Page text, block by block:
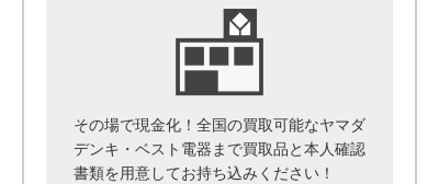
その場で現金化！全国の買取可能なヤマダ
デンキ・ベスト電器まで買取品と本人確認
書類を用意してお持ち込みください！